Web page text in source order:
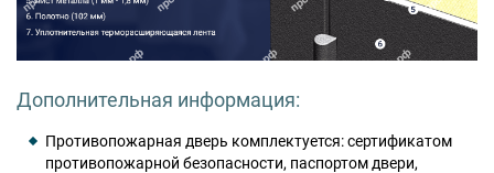
Дополнительная информация:
Противопожарная дверь комплектуется: сертификатом
противопожарной безопасности, паспортом двери,